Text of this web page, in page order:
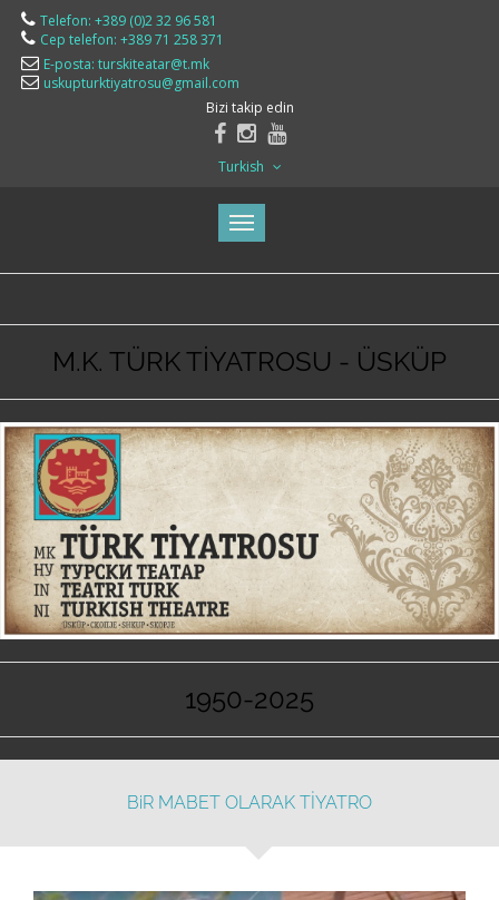
Telefon: +389 (0)2 32 96 581
Cep telefon: +389 71 258 371
E-posta: turskiteatar@t.mk
uskupturktiyatrosu@gmail.com
Bizi takip edin
Turkish
M.K. TÜRK TİYATROSU - ÜSKÜP
1950-2025
BiR MABET OLARAK TİYATRO